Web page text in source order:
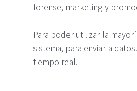
forense, marketing y
Para poder utilizar la
sistema, para enviarla
tiempo real.